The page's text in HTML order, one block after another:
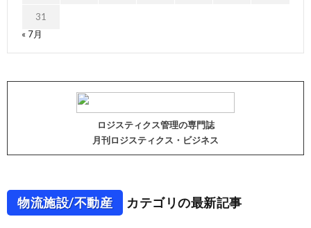
31
« 7月
ロジスティクス管理の専門誌
月刊ロジスティクス・ビジネス
物流施設/不動産 カテゴリの最新記事